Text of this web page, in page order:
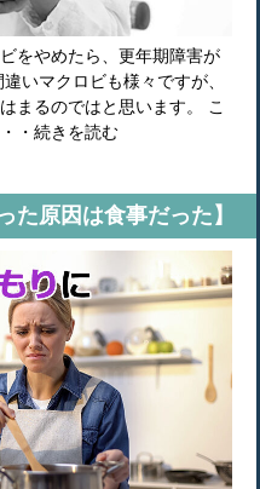
をやめたら、更年期障害が
いマクロビも様々ですが、
まるのではと思います。 こ
・続きを読む
た原因は食事だった】